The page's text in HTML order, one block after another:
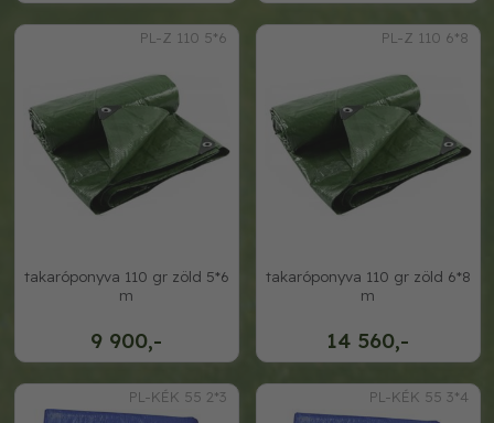
PL-Z 110 5*6
9 900,-
takaróponyva 110 gr zöld 5*6
m
PL-Z 110 6*8
14 560,-
takaróponyva 110 gr zöld 6*8
m
PL-KÉK 55 2*3 PL-KÉK 55 3*4